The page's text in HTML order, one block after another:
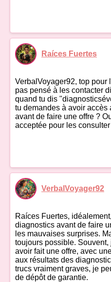
Raíces Fuertes
VerbalVoyager92, top pour
pas pensé à les contacter
quand tu dis
tu demandes à avoir accès
avant de faire une offre ?
acceptée pour les
VerbalVoyager92
Raíces Fuertes,
diagnostics avant de faire
les mauvaises surprises.
toujours possible.
avoir fait une offre, avec
aux résultats des
trucs vraiment graves, je
de dépôt de garantie.